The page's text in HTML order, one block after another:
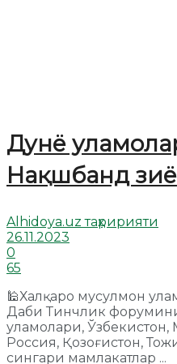
Дунё
Нақшбанд
Alhidoya.uz таҳририяти
26.11.2023
0
65
🕌Халқаро мусулмон
Даби Тинчлик
уламолари,
Россия, Қозоғистон,
сингари мамлакатлар ...